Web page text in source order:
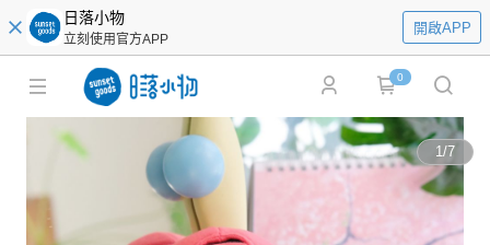
日落小物
立刻使用官方APP
開啟APP
0
1/7